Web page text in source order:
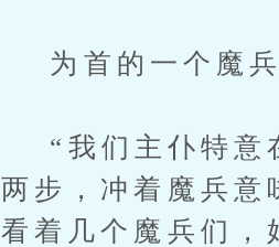
为首的一个魔兵
“我们主仆特意
两步，冲着魔兵意
看着几个魔兵们，